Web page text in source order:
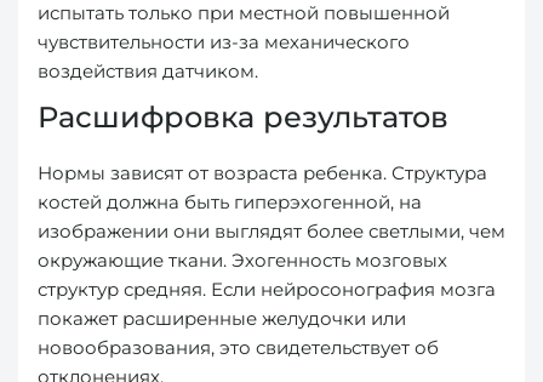
испытать только при местной повышенной
чувствительности из-за механического
воздействия датчиком.
Расшифровка результатов
Нормы зависят от возраста ребенка. Структура
костей должна быть гиперэхогенной, на
изображении они выглядят более светлыми, чем
окружающие ткани. Эхогенность мозговых
структур средняя. Если нейросонография мозга
покажет расширенные желудочки или
новообразования, это свидетельствует об
отклонениях.